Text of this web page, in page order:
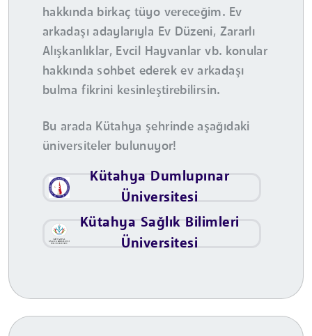
hakkında birkaç tüyo vereceğim. Ev
arkadaşı adaylarıyla Ev Düzeni, Zararlı
Alışkanlıklar, Evcil Hayvanlar vb. konular
hakkında sohbet ederek ev arkadaşı
bulma fikrini kesinleştirebilirsin.
Bu arada Kütahya şehrinde aşağıdaki
üniversiteler bulunuyor!
Kütahya Dumlupınar
Üniversitesi
Kütahya Sağlık Bilimleri
Üniversitesi